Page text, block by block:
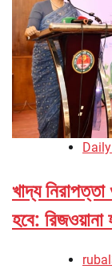
খাদ্য
হবে: রিজওয়ানা